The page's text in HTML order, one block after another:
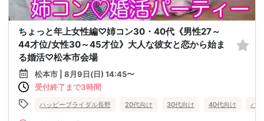
ちょっと年上女性編♡姉コン30・40代《男性27～
44才位/女性30～45才位》大人な彼女と恋から始ま
る婚活♡松本市会場
松本市 | 8月9日(日) 14:45〜
受付終了まで3時間
ハッピーブライダル長野 20代向け 30代向け 40代向け バ